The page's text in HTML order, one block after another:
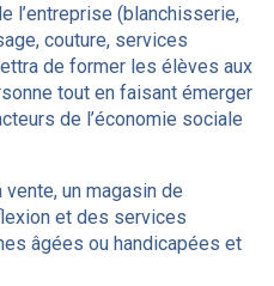
l’entreprise (blanchisserie,
couture, services
de former les élèves aux
tout en faisant émerger
de l’économie sociale
un magasin de
et des services
âgées ou handicapées et